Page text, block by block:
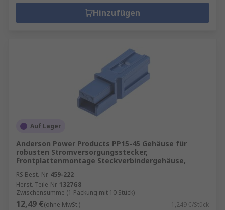
Hinzufügen
Auf Lager
Anderson Power Products PP15-45 Gehäuse für
robusten Stromversorgungsstecker,
Frontplattenmontage Steckverbindergehäuse,
RS Best.-Nr. 459-222
Herst. Teile-Nr. 1327G8
Zwischensumme (1 Packung mit 10 Stück)
12,49 €(ohne MwSt.) 1,249 €/Stück